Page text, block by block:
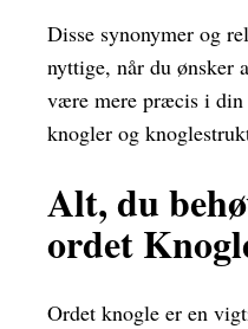
Disse synonymer og
nyttige, når du ønsker
være mere præcis i
knogler og
Alt, du
ordet
Ordet knogle er en